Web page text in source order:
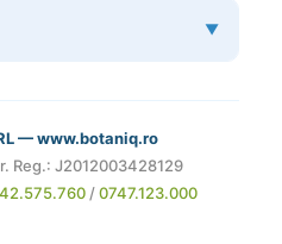
▼
— www.botaniq.ro
Reg.: J2012003428129
/0747.123.000